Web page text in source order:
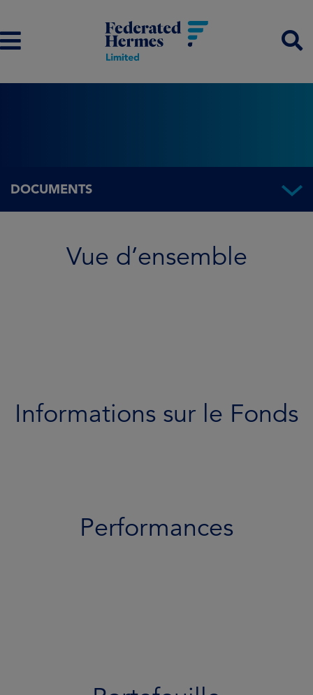
DOCUMENTS
Vue d’ensemble
Informations sur le Fonds
Performances